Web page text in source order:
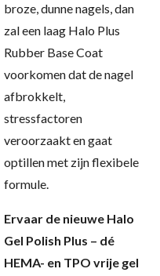
broze, dunne nagels, dan
zal een laag Halo Plus
Rubber Base Coat
voorkomen dat de nagel
afbrokkelt,
stressfactoren
veroorzaakt en gaat
optillen met zijn flexibele
formule.
Ervaar de nieuwe Halo
Gel Polish Plus – dé
HEMA- en TPO vrije gel